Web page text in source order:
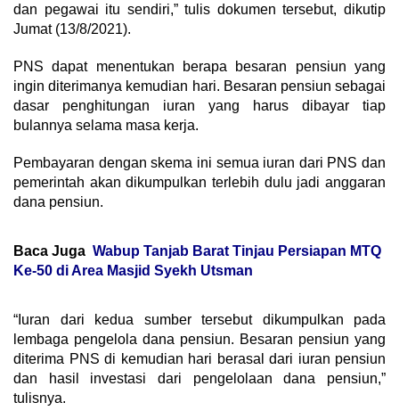
dan pegawai itu sendiri,” tulis dokumen tersebut, dikutip
Jumat (13/8/2021).
PNS dapat menentukan berapa besaran pensiun yang
ingin diterimanya kemudian hari. Besaran pensiun sebagai
dasar penghitungan iuran yang harus dibayar tiap
bulannya selama masa kerja.
Pembayaran dengan skema ini semua iuran dari PNS dan
pemerintah akan dikumpulkan terlebih dulu jadi anggaran
dana pensiun.
Baca Juga Wabup Tanjab Barat Tinjau Persiapan MTQ
Ke-50 di Area Masjid Syekh Utsman
“Iuran dari kedua sumber tersebut dikumpulkan pada
lembaga pengelola dana pensiun. Besaran pensiun yang
diterima PNS di kemudian hari berasal dari iuran pensiun
dan hasil investasi dari pengelolaan dana pensiun,”
tulisnya.